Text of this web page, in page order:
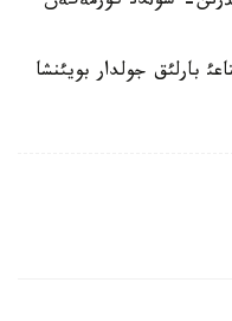
بارلئق جولدار بويئنشا